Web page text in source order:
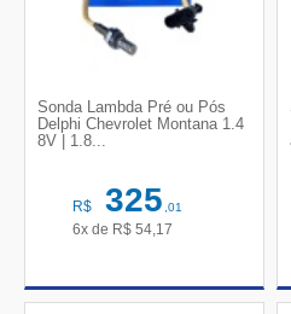
Sonda Lambda Pré ou Pós
Delphi Chevrolet Montana 1.4
8V | 1.8...
R$ 325,01
6x de R$ 54,17